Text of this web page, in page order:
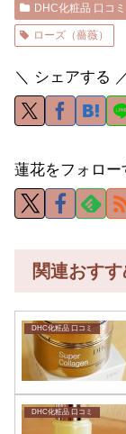
DHC化粧品 口コミ
ローズ（薔薇）
＼ シェアする
蓮花をフォロー
関連おすす
DHC化粧品 口コミ
DHC化粧品 口コミ